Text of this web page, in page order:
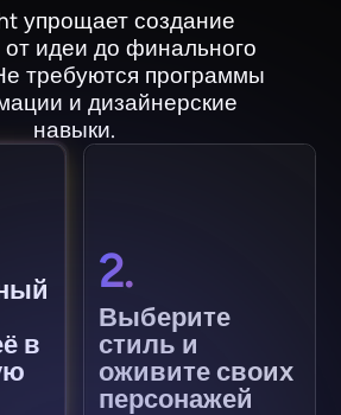
упрощает создание
идеи до финального
требуются программы
и дизайнерские
навыки.
в
2.
Выберите
стиль и
оживите своих
персонажей